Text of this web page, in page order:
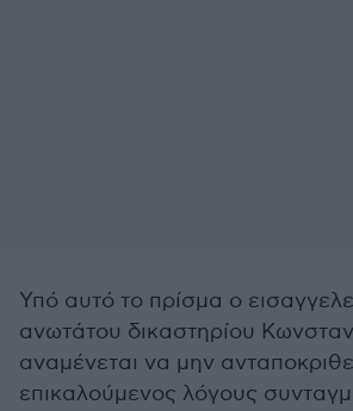
Υπό αυτό το πρίσμα ο
ανωτάτου δικαστηρίου
αναμένεται να μην
επικαλούμενος λόγους